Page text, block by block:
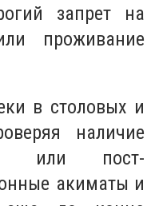
запрет на
проживание
в столовых и
наличие
или пост-
акиматы и